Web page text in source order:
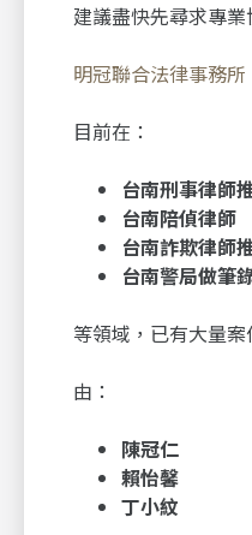
建議盡快先尋求專業
明冠聯合法律事務所
目前在：
台南刑事律師
台南陪偵律師
台南詐欺律師
台南警局做筆
等領域，已有大量案
由：
陳冠仁
賴怡馨
丁小紋